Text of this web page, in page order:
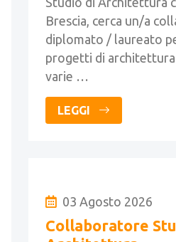
Brescia, cerca un/a
diplomato / laureato
progetti di architettura
varie …
LEGGI
03 Agosto 2026
Collaboratore